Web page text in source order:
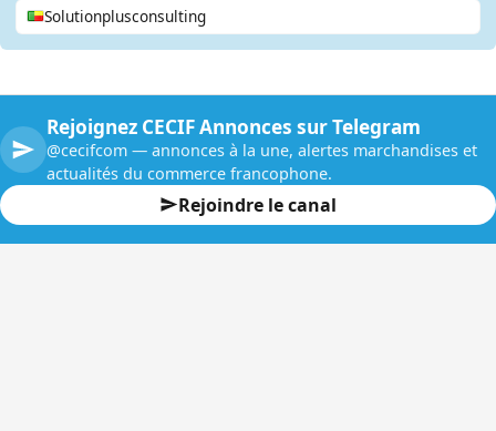
Solutionplusconsulting
Rejoignez CECIF Annonces sur Telegram
@cecifcom — annonces à la une, alertes marchandises et
actualités du commerce francophone.
Rejoindre le canal